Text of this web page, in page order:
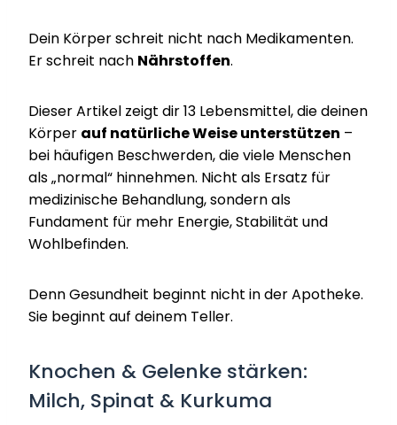
Dein Körper schreit nicht nach Medikamenten.
Er schreit nach Nährstoffen.
Dieser Artikel zeigt dir 13 Lebensmittel, die deinen
Körper auf natürliche Weise unterstützen –
bei häufigen Beschwerden, die viele Menschen
als „normal“ hinnehmen. Nicht als Ersatz für
medizinische Behandlung, sondern als
Fundament für mehr Energie, Stabilität und
Wohlbefinden.
Denn Gesundheit beginnt nicht in der Apotheke.
Sie beginnt auf deinem Teller.
Knochen & Gelenke stärken:
Milch, Spinat & Kurkuma